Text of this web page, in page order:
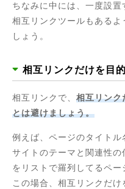
ちなみに中には、一度設
相互リンクツールもあるよ
しょう。
相互リンクだけを目
相互リンクで、 相互リンク
とは避けましょう。
例えば、ページのタイトル
サイトのテーマと関連性
をリストで羅列してるペー
この場合、相互リンクだ